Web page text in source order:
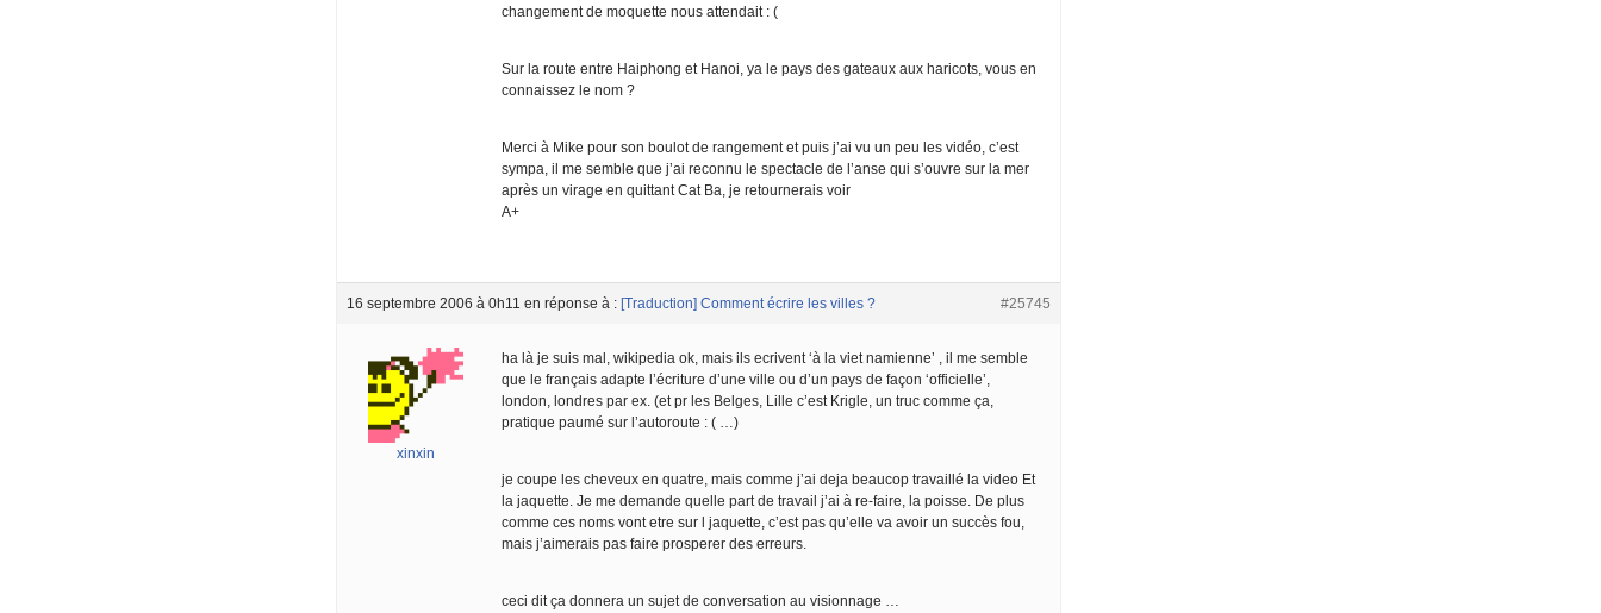
changement de moquette nous attendait : (
Sur la route entre Haiphong et Hanoi, ya le pays des gateaux aux haricots, vous en
connaissez le nom ?
Merci à Mike pour son boulot de rangement et puis j’ai vu un peu les vidéo, c’est
sympa, il me semble que j’ai reconnu le spectacle de l’anse qui s’ouvre sur la mer
après un virage en quittant Cat Ba, je retournerais voir
A+
16 septembre 2006 à 0h11 en réponse à : [Traduction] Comment écrire les villes ? #25745
xinxin
ha là je suis mal, wikipedia ok, mais ils ecrivent ‘à la viet namienne’ , il me semble
que le français adapte l’écriture d’une ville ou d’un pays de façon ‘officielle’,
london, londres par ex. (et pr les Belges, Lille c’est Krigle, un truc comme ça,
pratique paumé sur l’autoroute : ( …)
je coupe les cheveux en quatre, mais comme j’ai deja beaucop travaillé la video Et
la jaquette. Je me demande quelle part de travail j’ai à re-faire, la poisse. De plus
comme ces noms vont etre sur l jaquette, c’est pas qu’elle va avoir un succès fou,
mais j’aimerais pas faire prosperer des erreurs.
ceci dit ça donnera un sujet de conversation au visionnage …